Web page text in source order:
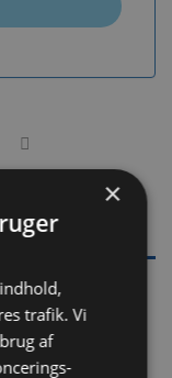
×
trafik. Vi
af